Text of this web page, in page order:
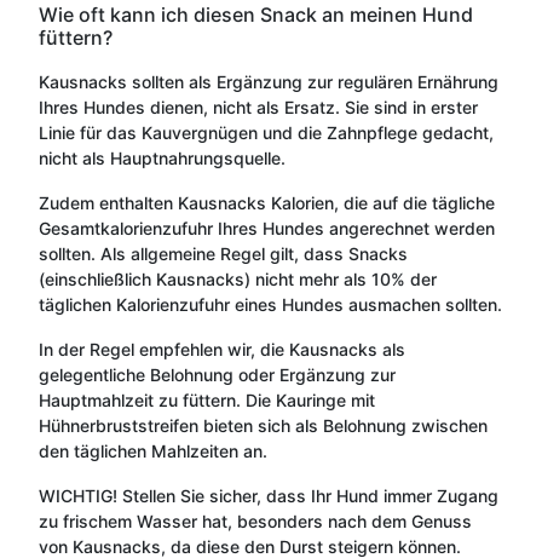
Wie oft kann ich diesen Snack an meinen Hund
füttern?
Kausnacks sollten als Ergänzung zur regulären Ernährung
Ihres Hundes dienen, nicht als Ersatz. Sie sind in erster
Linie für das Kauvergnügen und die Zahnpflege gedacht,
nicht als Hauptnahrungsquelle.
Zudem enthalten Kausnacks Kalorien, die auf die tägliche
Gesamtkalorienzufuhr Ihres Hundes angerechnet werden
sollten. Als allgemeine Regel gilt, dass Snacks
(einschließlich Kausnacks) nicht mehr als 10% der
täglichen Kalorienzufuhr eines Hundes ausmachen sollten.
In der Regel empfehlen wir, die Kausnacks als
gelegentliche Belohnung oder Ergänzung zur
Hauptmahlzeit zu füttern. Die Kauringe mit
Hühnerbruststreifen bieten sich als Belohnung zwischen
den täglichen Mahlzeiten an.
WICHTIG! Stellen Sie sicher, dass Ihr Hund immer Zugang
zu frischem Wasser hat, besonders nach dem Genuss
von Kausnacks, da diese den Durst steigern können.